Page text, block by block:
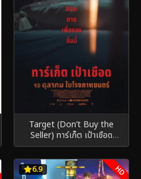
Target (Don’t Buy the
Seller) ทาร์เก็ต เป้าเชือด
(2023)
6.9 HD